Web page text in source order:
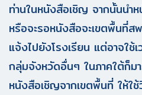
ท่านในหนังสือเชิญ จากนั้นนำ
หรือจะรอหนังสือจะเขตพื้นที่
แจ้งไปยังโรงเรียน แต่อาจใช้
กลุ่มจังหวัดอื่นๆ ในภาคใต้ก็ม
หนังสือเชิญจากเขตพื้นที่ ให้ใ